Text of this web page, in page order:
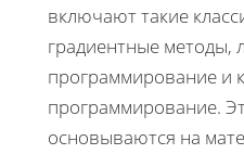
включают такие
градиентные методы,
программирование и
программирование.
основываются на